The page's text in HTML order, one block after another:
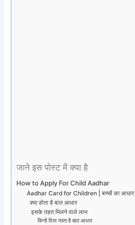
जाने इस पोस्ट में क्या है
How to Apply For Child Aadhar
Aadhar Card for Children | बच्चों का आधार
क्या होता है बाल आधार
इसके तहत मिलने वाले लाभ
किन्हें दिया जाता है बाल आधार